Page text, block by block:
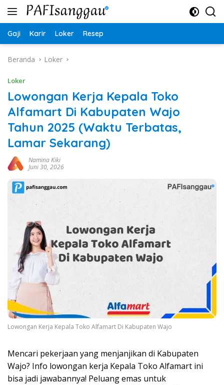
Langsung
Gaji Karir Loker Resep
Beranda Loker
Loker
Lowongan Kerja Kepala Toko
Alfamart Di Kabupaten Wajo
Tahun 2025 (Waktu Terbatas,
Lamar Sekarang)
Namina Kiki
Juni 30, 2026
Lowongan Kerja Kepala Toko Alfamart Di Kabupaten Wajo
Mencari pekerjaan yang menjanjikan di Kabupaten
Wajo? Info lowongan kerja Kepala Toko Alfamart ini
bisa jadi jawabannya! Peluang emas untuk